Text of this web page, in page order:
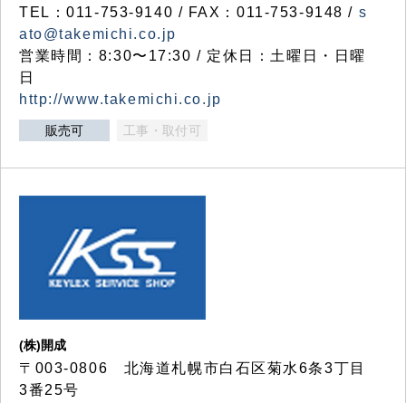
TEL：011-753-9140 / FAX：011-753-9148 / s
ato@takemichi.co.jp
営業時間：8:30〜17:30 / 定休日：土曜日・日曜
日
http://www.takemichi.co.jp
販売可 工事・取付可
(株)開成
〒003-0806 北海道札幌市白石区菊水6条3丁目
3番25号